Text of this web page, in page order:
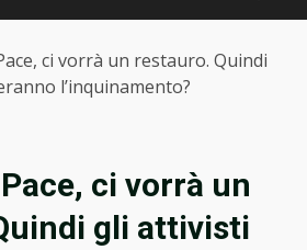
ci vorrà un restauro. Quindi
l’inquinamento?
ci vorrà un
gli attivisti